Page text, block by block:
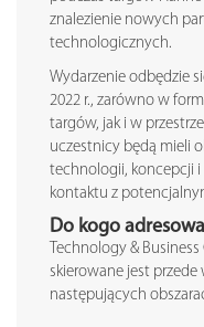
znalezienie nowych
technologicznych.
Wydarzenie odbędzie
2022 r., zarówno w
targów, jak i w
uczestnicy będą mieli
technologii, koncepcji i
kontaktu z
Do kogo
Technology &
skierowane jest przede
następujących